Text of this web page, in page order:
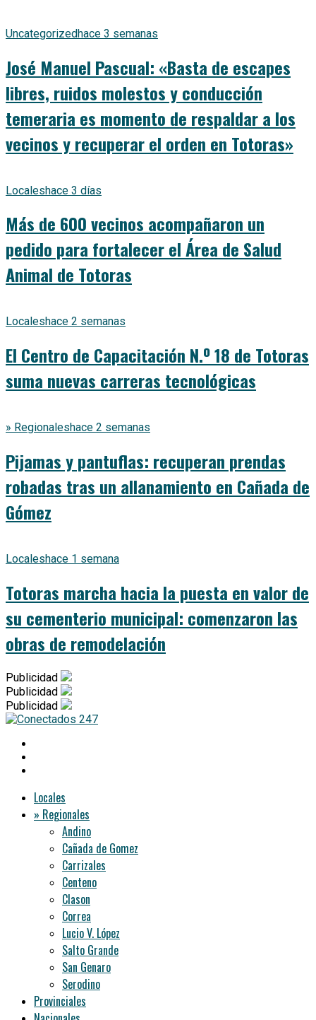
Uncategorizedhace 3 semanas
José Manuel Pascual: «Basta de escapes
libres, ruidos molestos y conducción
temeraria es momento de respaldar a los
vecinos y recuperar el orden en Totoras»
Localeshace 3 días
Más de 600 vecinos acompañaron un
pedido para fortalecer el Área de Salud
Animal de Totoras
Localeshace 2 semanas
El Centro de Capacitación N.º 18 de Totoras
suma nuevas carreras tecnológicas
» Regionaleshace 2 semanas
Pijamas y pantuflas: recuperan prendas
robadas tras un allanamiento en Cañada de
Gómez
Localeshace 1 semana
Totoras marcha hacia la puesta en valor de
su cementerio municipal: comenzaron las
obras de remodelación
Publicidad
Publicidad
Publicidad
Locales
» Regionales
Andino
Cañada de Gomez
Carrizales
Centeno
Clason
Correa
Lucio V. López
Salto Grande
San Genaro
Serodino
Provinciales